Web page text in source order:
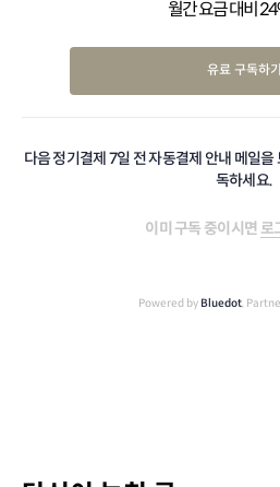
월간 요금 대비
유료 구독하기
다음 정기결제 7일 전 자동결제 안내 메일
독하세요.
이미 구독 중이시면 로
Powered by Bluedot,